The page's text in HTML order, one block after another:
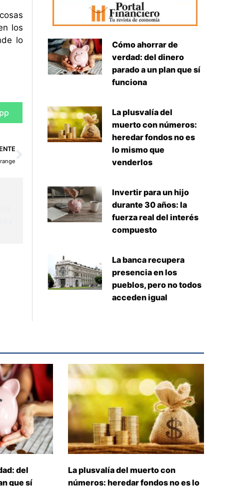
los
lo
Siguiente
Cómo ahorrar de
verdad: del dinero
parado a un plan que sí
funciona
La plusvalía del
muerto con números:
heredar fondos no es
lo mismo que
venderlos
Invertir para un hijo
durante 30 años: la
fuerza real del interés
compuesto
La banca recupera
presencia en los
pueblos, pero no todos
acceden igual
del
que sí
La plusvalía del muerto con
números: heredar fondos no es lo